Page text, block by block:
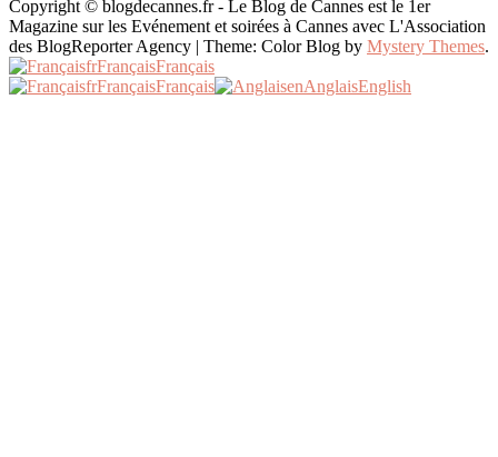
Copyright © blogdecannes.fr - Le Blog de Cannes est le 1er
Magazine sur les Evénement et soirées à Cannes avec L'Association
des BlogReporter Agency | Theme: Color Blog by Mystery Themes.
frFrançaisFrançais
frFrançaisFrançais enAnglaisEnglish